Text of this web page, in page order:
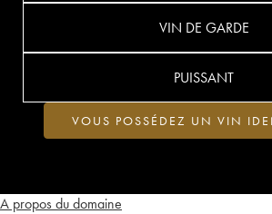
A propos du domaine
VIN DE GARDE
PUISSANT
VOUS POSSÉDEZ UN VIN